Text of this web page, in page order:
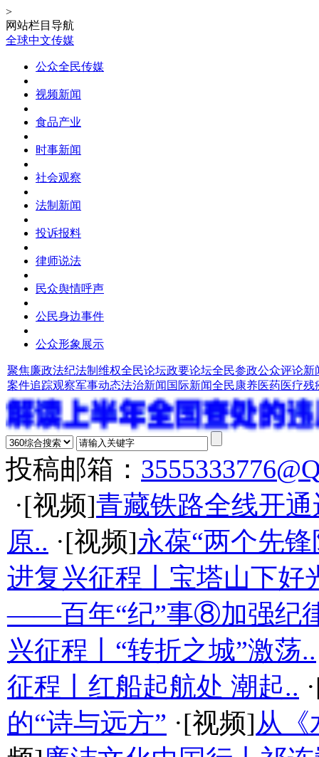
>
网站栏目导航
全球中文传媒
公众全民传媒
视频新闻
食品产业
时事新闻
社会观察
法制新闻
投诉报料
律师说法
民众舆情呼声
公民身边事件
公众形象展示
聚焦廉政法纪法制维权全民论坛政要论坛全民参政公众评论新
案件追踪观察军事动态法治新闻 国际新闻全民康养医药医疗残
投稿邮箱：
·[视频]青藏铁路全线开
原.. ·[视频]永葆“两个先
进复兴征程丨宝塔山下好
——百年“纪”事⑧加强纪
兴征程丨“转折之城”激荡..
征程丨红船起航处 潮起..
的“诗与远方” ·[视频]从《